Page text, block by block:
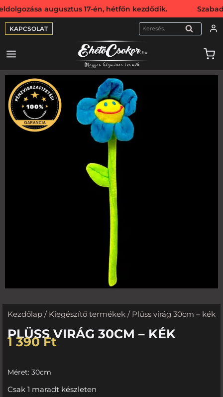
17-én, hétfőn kezdődik.
KAPCSOLAT KERESÉS
Kezdőlap / Kiegészítő termékek / Plüss virág 30cm – kék
PLÜSS VIRÁG 30CM – KÉK
1 390Ft
Méret: 30cm
Csak 1 maradt készleten